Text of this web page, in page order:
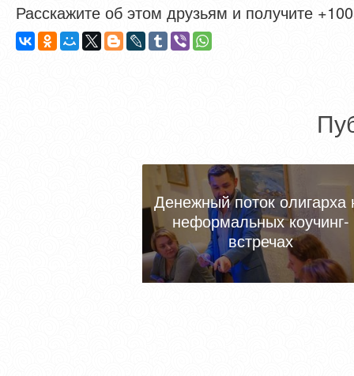
Расскажите об этом друзьям и получите
Денежный поток олигарха
неформальных коучинг-
встречах